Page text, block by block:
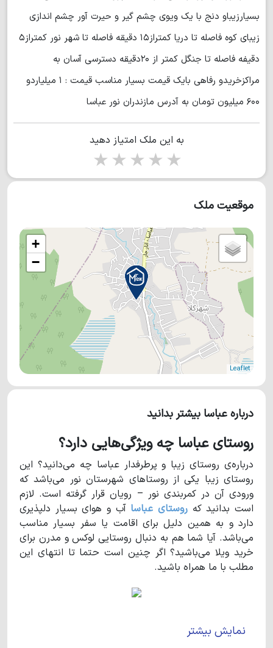
بسیارزیباو دنج با یک ویوی چشم گیر و حیرت آور چشم اندازی
زیبای کوه فاصله تا دریا کمتراز۱۵ دقیقه فاصله تا شهر نور کمتراز۵
دقیفه فاصله تا جنگل کمتر از ۲۰دقیقه دسترسی آسان به
مراکزخریدو رفاهی بایک قیمت بسیار مناسب قیمت : ۱ میلیاردو
۶۰۰ میلیون تومان به آدرس مازندران نور عباسا
به این ملک امتیاز دهید
5 stars
4 stars
3 stars
2 stars
موقعیت ملک
+
−
Leaflet
درباره عباسا بیشتر بدانید
روستای عباسا چه ویژگی‌هایی دارد؟
درباره‌ی روستای زیبا و پرطرفدار عباسا چه می‌دانید؟ این
روستای زیبا یکی از روستاهای شهرستان نور می‌باشد که
ورودی آن در کمربندی نور – رویان قرار گرفته است. لازم
است بدانید که روستای عباساآب و هوای بسیار دلپذیری
دارد و به همین دلیل برای اقامت یا سفر بسیار مناسب
می‌باشد. آیا شما هم به دنبال روستایی لوکس و مدرن برای
خرید ویلا می‌باشید؟ اگر چنین است حتما تا انتهای این
مطلب با ما همراه باشید.
روستای عباسا
نمایش بیشتر